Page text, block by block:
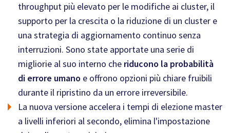
throughput più elevato per le modifiche ai cluster, il
supporto per la crescita o la riduzione di un cluster e
una strategia di aggiornamento continuo senza
interruzioni. Sono state apportate una serie di
migliorie al suo interno che riducono la probabilità
di errore umano e offrono opzioni più chiare fruibili
durante il ripristino da un errore irreversibile.
La nuova versione accelera i tempi di elezione master
a livelli inferiori al secondo, elimina l'impostazione